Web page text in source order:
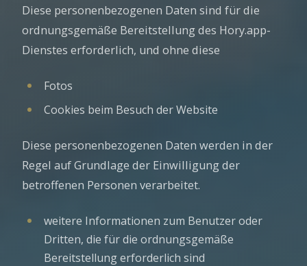
Diese personenbezogenen Daten sind für die
ordnungsgemäße Bereitstellung des Hory.app-
Dienstes erforderlich, und ohne diese
Fotos
Cookies beim Besuch der Website
Diese personenbezogenen Daten werden in der
Regel auf Grundlage der Einwilligung der
betroffenen Personen verarbeitet.
weitere Informationen zum Benutzer oder
Dritten, die für die ordnungsgemäße
Bereitstellung erforderlich sind